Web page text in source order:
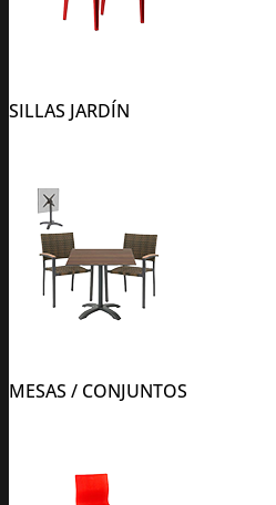
SILLAS JARDÍN
MESAS / CONJUNTOS